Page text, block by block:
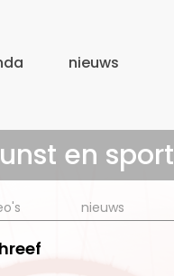
nieuws
en sport
nieuws